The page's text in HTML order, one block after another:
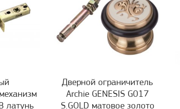
латунь
Дверной ограничитель
Archie GENESIS G017
S.GOLD матовое золото